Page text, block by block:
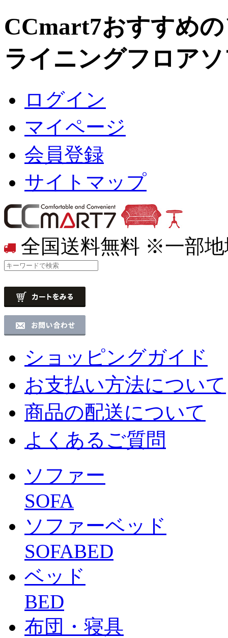
CCmart7おすすめ
ライニングフロア
ログイン
マイページ
会員登録
サイトマップ
全国送料無料 ※一部地
ショッピングガイド
お支払い方法について
商品の配送について
よくあるご質問
ソファー
SOFA
ソファーベッド
SOFABED
ベッド
BED
布団・寝具